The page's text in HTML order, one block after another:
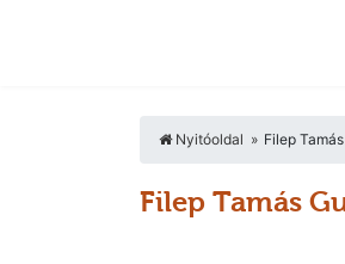
Nyitóoldal Filep
Filep Tamás